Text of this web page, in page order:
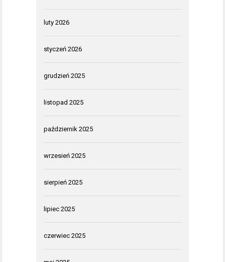
luty 2026
styczeń 2026
grudzień 2025
listopad 2025
październik 2025
wrzesień 2025
sierpień 2025
lipiec 2025
czerwiec 2025